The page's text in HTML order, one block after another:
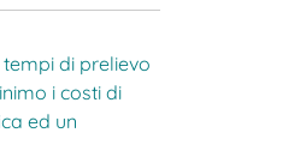
di prelievo
i costi di
ed un